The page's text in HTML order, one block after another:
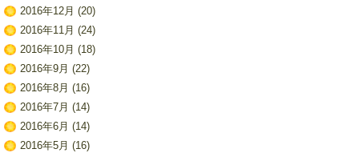
2016年12月 (20)
2016年11月 (24)
2016年10月 (18)
2016年9月 (22)
2016年8月 (16)
2016年7月 (14)
2016年6月 (14)
2016年5月 (16)